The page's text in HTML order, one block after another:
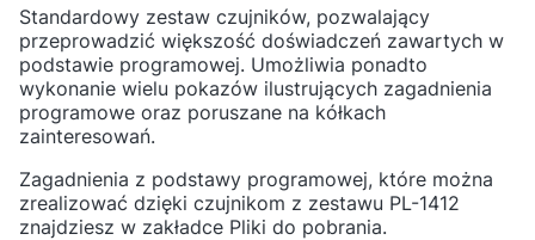
Standardowy zestaw czujników, pozwalający
przeprowadzić większość doświadczeń zawartych w
podstawie programowej. Umożliwia ponadto
wykonanie wielu pokazów ilustrujących zagadnienia
programowe oraz poruszane na kółkach
zainteresowań.
Zagadnienia z podstawy programowej, które można
zrealizować dzięki czujnikom z zestawu PL-1412
znajdziesz w zakładce Pliki do pobrania.